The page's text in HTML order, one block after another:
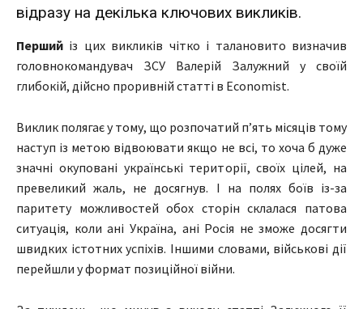
відразу на декілька ключових викликів.
Перший із цих викликів чітко і талановито визначив
головнокомандувач ЗСУ Валерій Залужний у своїй
глибокій, дійсно проривній статті в Economist.
Виклик полягає у тому, що розпочатий п’ять місяців тому
наступ із метою відвоювати якщо не всі, то хоча б дуже
значні окуповані українські території, своїх цілей, на
превеликий жаль, не досягнув. І на полях боїв із-за
паритету можливостей обох сторін склалася патова
ситуація, коли ані Україна, ані Росія не зможе досягти
швидких істотних успіхів. Іншими словами, військові дії
перейшли у формат позиційної війни.